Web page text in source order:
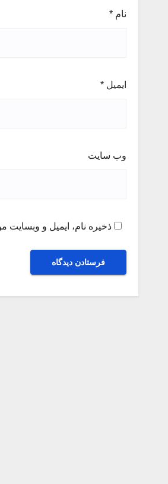
نام *
ایمیل *
وب‌ سایت
ذخیره نام، ایمیل و وبسایت